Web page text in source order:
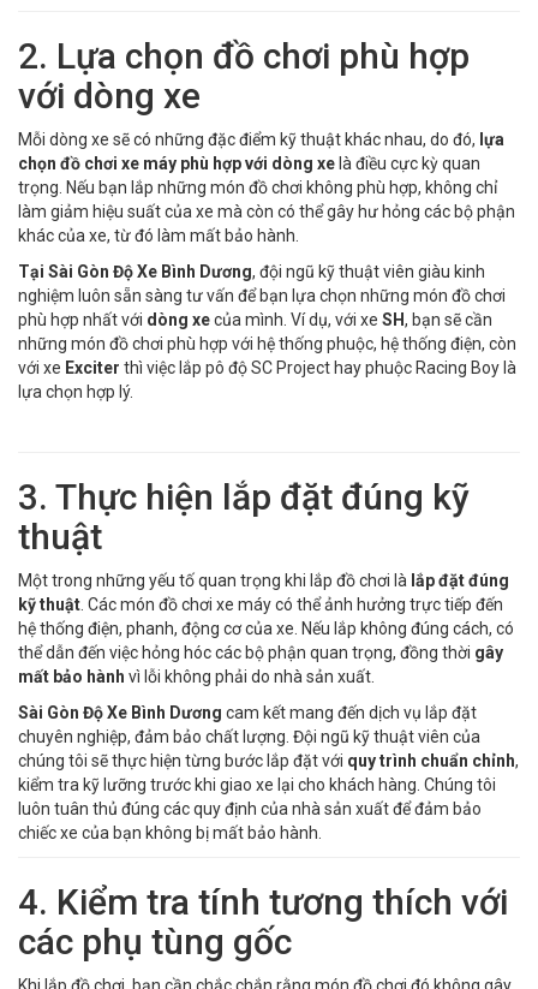
2. Lựa chọn đồ chơi phù hợp
với dòng xe
Mỗi dòng xe sẽ có những đặc điểm kỹ thuật khác nhau, do đó, lựa
chọn đồ chơi xe máy phù hợp với dòng xelà điều cực kỳ quan
trọng. Nếu bạn lắp những món đồ chơi không phù hợp, không chỉ
làm giảm hiệu suất của xe mà còn có thể gây hư hỏng các bộ phận
khác của xe, từ đó làm mất bảo hành.
Tại Sài Gòn Độ Xe Bình Dương, đội ngũ kỹ thuật viên giàu kinh
nghiệm luôn sẵn sàng tư vấn để bạn lựa chọn những món đồ chơi
phù hợp nhất với dòng xecủa mình. Ví dụ, với xe SH, bạn sẽ cần
những món đồ chơi phù hợp với hệ thống phuộc, hệ thống điện, còn
với xe Exciter thì việc lắp pô độ SC Project hay phuộc Racing Boy là
lựa chọn hợp lý.
3. Thực hiện lắp đặt đúng kỹ
thuật
Một trong những yếu tố quan trọng khi lắp đồ chơi là lắp đặt đúng
kỹ thuật . Các món đồ chơi xe máy có thể ảnh hưởng trực tiếp đến
hệ thống điện, phanh, động cơ của xe. Nếu lắp không đúng cách, có
thể dẫn đến việc hỏng hóc các bộ phận quan trọng, đồng thời gây
mất bảo hành vì lỗi không phải do nhà sản xuất.
Sài Gòn Độ Xe Bình Dương cam kết mang đến dịch vụ lắp đặt
chuyên nghiệp, đảm bảo chất lượng. Đội ngũ kỹ thuật viên của
chúng tôi sẽ thực hiện từng bước lắp đặt với quy trình chuẩn chỉnh,
kiểm tra kỹ lưỡng trước khi giao xe lại cho khách hàng. Chúng tôi
luôn tuân thủ đúng các quy định của nhà sản xuất để đảm bảo
chiếc xe của bạn không bị mất bảo hành.
4. Kiểm tra tính tương thích với
các phụ tùng gốc
Khi lắp đồ chơi, bạn cần chắc chắn rằng món đồ chơi đó không gây